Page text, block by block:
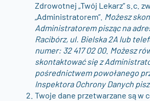
Zdrowotnej „Twój Lekarz” s.c.
„Administratorem”. Możesz
Administratorem pisząc na
Racibórz, ul. Bielska 2A lub
numer: 32 417 02 00. Możesz
skontaktować się z
pośrednictwem powołanego
Inspektora Ochrony Danych
Twoje dane przetwarzane są w